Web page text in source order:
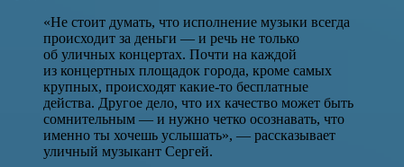
«Не стоит думать, что исполнение музыки всегда
происходит за деньги — и речь не только
об уличных концертах. Почти на каждой
из концертных площадок города, кроме самых
крупных, происходят какие-то бесплатные
действа. Другое дело, что их качество может быть
сомнительным — и нужно четко осознавать, что
именно ты хочешь услышать», — рассказывает
уличный музыкант Сергей.